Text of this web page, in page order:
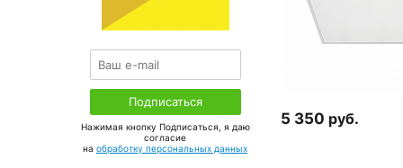
Нажимая кнопку Подписаться, я даю
соглаcие
на обработку персональных данных
5 350 руб.